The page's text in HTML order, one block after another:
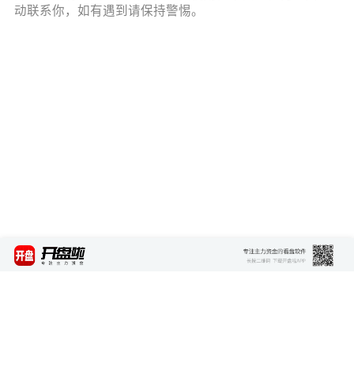
动联系你，如有遇到请保持警惕。